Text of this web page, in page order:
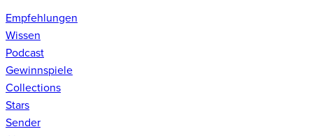
Empfehlungen
Wissen
Podcast
Gewinnspiele
Collections
Stars
Sender